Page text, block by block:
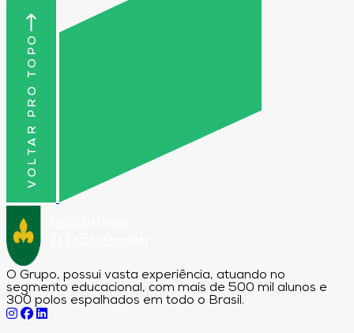
VOLTAR PRO TOPO
O Grupo, possui vasta experiência, atuando no
segmento educacional, com mais de 500 mil alunos e
300 polos espalhados em todo o Brasil.